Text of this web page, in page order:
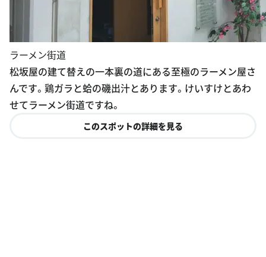
ラーメン街道
松坂屋の建て替えの一本裏の道にある至極のラーメン屋さ
んです。鶏ガラと蛤の磯出汁とあります。けいすけとあわ
せてラーメン街道ですね。
このスポットの詳細を見る